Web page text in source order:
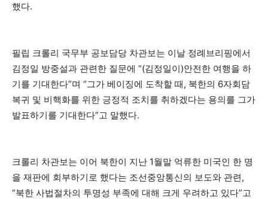
했다.
필립 크롤리 국무부 공보담당 차관보는 이날 정례브리핑에서
김정일 방중설과 관련한 질문에 “(김정일이)안전한 여행을 하
기를 기대한다”며 “그가 베이징에 도착할 때, 북한의 6자회담
복귀 및 비핵화를 위한 긍정적 조치를 취하겠다는 용의를 그가
발표하기를 기대한다”고 말했다.
크롤리 차관보는 이어 북한이 지난 1월말 억류한 미국인 한 명
을 재판에 회부하기로 했다는 조선중앙통신의 보도와 관련,
“북한 사법절차의 투명성 부족에 대해 크게 우려하고 있다”고